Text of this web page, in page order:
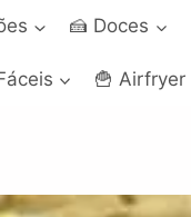
🍰 Doces
🍟 Airfryer